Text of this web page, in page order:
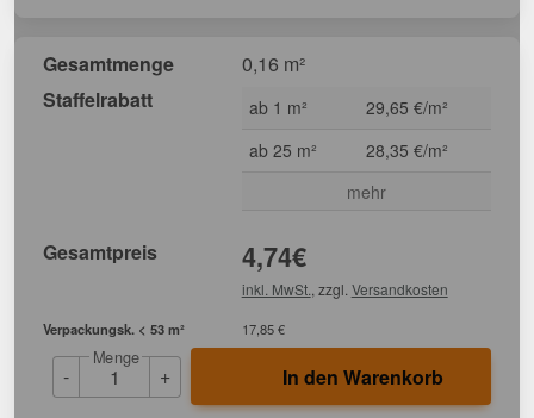
Gesamtmenge
0,16 m²
Staffelrabatt
ab 1 m²
29,65 €/m²
ab 25 m²
28,35 €/m²
mehr
Gesamtpreis 4,74€
inkl. MwSt. , zzgl. Versandkosten
Verpackungsk. < 53 m² 17,85 €
-
Menge
+ In den Warenkorb